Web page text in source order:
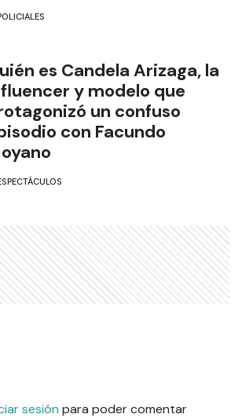
es Candela Arizaga, la
y modelo que
un confuso
con Facundo
sesión para poder comentar